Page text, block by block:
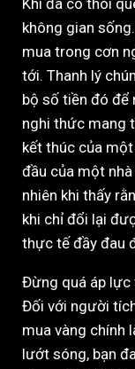
Khi đã có thói
không gian
mua trong cơn
tới. Thanh lý
bộ số tiền đó để
nghi thức mang
kết thúc của
đầu của một
nhiên khi thấy
khi chỉ đổi lại
thực tế đầy đau
Đừng quá áp lực
Đối với người
mua vàng chính
lướt sóng, bạn